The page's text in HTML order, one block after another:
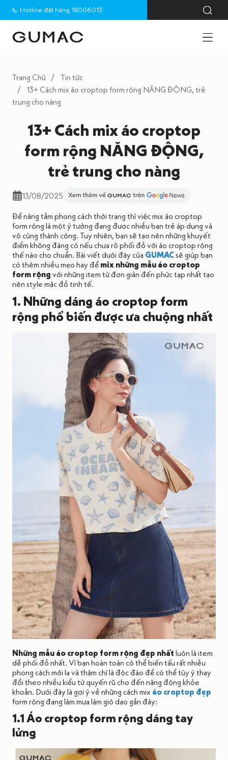
Hotline đặt hàng 18006013
Trang Chủ
Tin tức
13+ Cách mix áo croptop form rộng NĂNG ĐỘNG, trẻ
trung cho nàng
13+ Cách mix áo croptop
form rộng NĂNG ĐỘNG,
trẻ trung cho nàng
13/08/2025
Để nâng tầm phong cách thời trang thì việc mix áo croptop
form rộng là một ý tưởng đang được nhiều bạn trẻ áp dụng và
vô cùng thành công. Tuy nhiên, bạn sẽ tạo nên những khuyết
điểm không đáng có nếu chưa rõ phối đồ với áo croptop rộng
thế nào cho chuẩn. Bài viết dưới đây của GUMACsẽ giúp bạn
có thêm nhiều mẹo hay để mix những mẫu áo croptop
form rộng với những item từ đơn giản đến phức tạp nhất tạo
nên style mặc đồ tinh tế.
1. Những dáng áo croptop form
rộng phổ biến được ưa chuộng nhất
Những mẫu áo croptop form rộng đẹp nhất luôn là item
dễ phối đồ nhất. Vì bạn hoàn toàn có thể biến tấu rất nhiều
phong cách mới lạ và thậm chí là độc đáo để có thể tùy ý thay
đổi theo nhiều kiểu từ quyến rũ cho đến năng động khỏe
khoắn. Dưới đây là gợi ý về những cách mix áo croptop đẹp
form rộng đang làm mưa làm gió dạo gần đây:
1.1 Áo croptop form rộng dáng tay
lửng